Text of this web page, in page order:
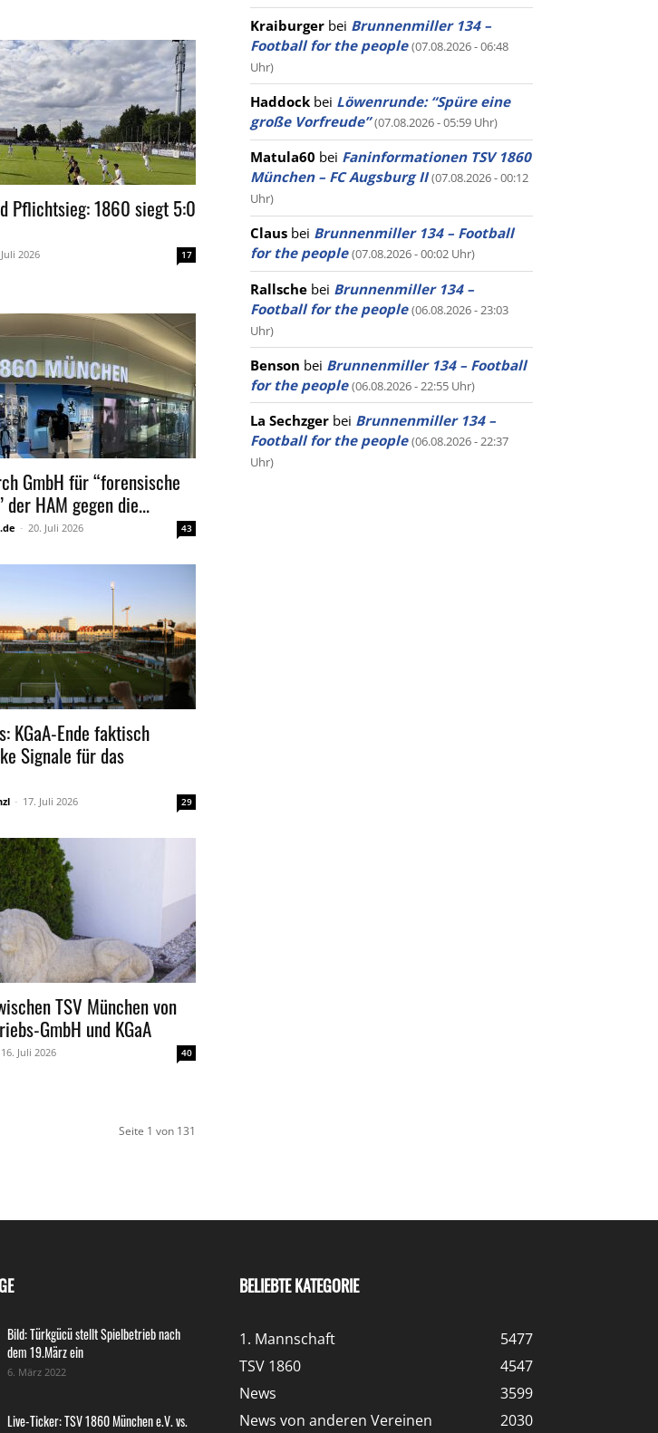
Pflichtsieg: 1860 siegt 5:0
2026 17
GmbH für “forensische
der HAM gegen die...
- 20. Juli 2026 43
KGaA-Ende faktisch
Signale für das
- 17. Juli 2026 29
TSV München von
GmbH und KGaA
16. Juli 2026 40
Seite 1 von 131
Kraiburger bei Brunnenmiller 134 –
Football for the people (07.08.2026 - 06:48
Uhr)
Haddock bei Löwenrunde: “Spüre eine
große Vorfreude” (07.08.2026 - 05:59 Uhr)
Matula60 bei Faninformationen TSV 1860
München – FC Augsburg II (07.08.2026 - 00:12
Uhr)
Claus bei Brunnenmiller 134 – Football
for the people (07.08.2026 - 00:02 Uhr)
Rallsche bei Brunnenmiller 134 –
Football for the people (06.08.2026 - 23:03
Uhr)
Benson bei Brunnenmiller 134 – Football
for the people (06.08.2026 - 22:55 Uhr)
La Sechzger bei Brunnenmiller 134 –
Football for the people (06.08.2026 - 22:37
Uhr)
Bild: Türkgücü stellt Spielbetrieb nach
dem 19.März ein
6. März 2022
Live-Ticker: TSV 1860 München e.V. vs.
BELIEBTE KATEGORIE
1. Mannschaft
5477
TSV 1860
4547
News
3599
News von anderen Vereinen
2030